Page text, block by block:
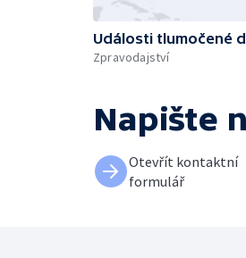
Události tlumočené
Zpravodajství
Napište
Otevřít kontaktní
formulář